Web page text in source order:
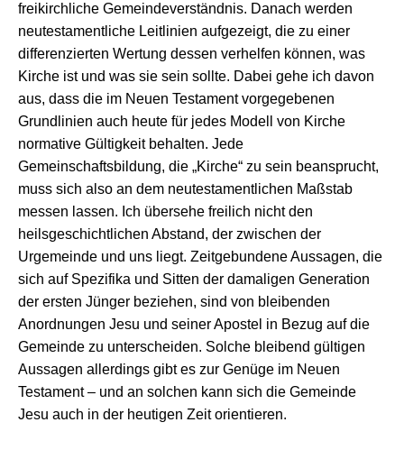
freikirchliche Gemeindeverständnis. Danach werden
neutestamentliche Leitlinien aufgezeigt, die zu einer
differenzierten Wertung dessen verhelfen können, was
Kirche ist und was sie sein sollte. Dabei gehe ich davon
aus, dass die im Neuen Testament vorgegebenen
Grundlinien auch heute für jedes Modell von Kirche
normative Gültigkeit behalten. Jede
Gemeinschaftsbildung, die „Kirche“ zu sein beansprucht,
muss sich also an dem neutestamentlichen Maßstab
messen lassen. Ich übersehe freilich nicht den
heilsgeschichtlichen Abstand, der zwischen der
Urgemeinde und uns liegt. Zeitgebundene Aussagen, die
sich auf Spezifika und Sitten der damaligen Generation
der ersten Jünger beziehen, sind von bleibenden
Anordnungen Jesu und seiner Apostel in Bezug auf die
Gemeinde zu unterscheiden. Solche bleibend gültigen
Aussagen allerdings gibt es zur Genüge im Neuen
Testament – und an solchen kann sich die Gemeinde
Jesu auch in der heutigen Zeit orientieren.